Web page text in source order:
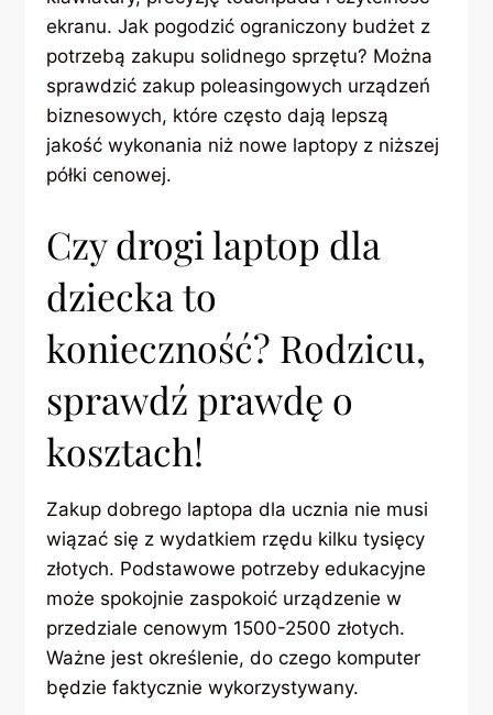
ekranu. Jak pogodzić ograniczony budżet z
potrzebą zakupu solidnego sprzętu? Można
sprawdzić zakup poleasingowych urządzeń
biznesowych, które często dają lepszą
jakość wykonania niż nowe laptopy z niższej
półki cenowej.
Czy drogi laptop dla
dziecka to
konieczność? Rodzicu,
sprawdź prawdę o
kosztach!
Zakup dobrego laptopa dla ucznia nie musi
wiązać się z wydatkiem rzędu kilku tysięcy
złotych. Podstawowe potrzeby edukacyjne
może spokojnie zaspokoić urządzenie w
przedziale cenowym 1500-2500 złotych.
Ważne jest określenie, do czego komputer
będzie faktycznie wykorzystywany.